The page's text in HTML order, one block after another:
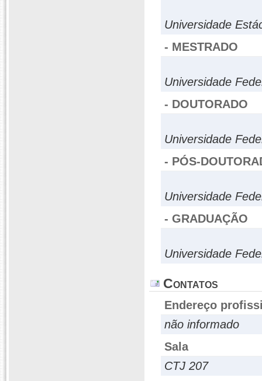
Universidade
- MESTRADO
Universidade
- DOUTORADO
Universidade
- PÓS-
Universidade
- GRADUAÇÃO
Universidade
Contatos
Endereço
não informado
Sala
CTJ 207